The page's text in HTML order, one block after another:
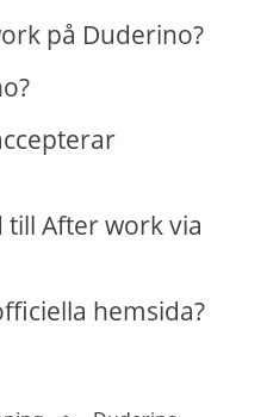
på Duderino?
till After work via
hemsida?